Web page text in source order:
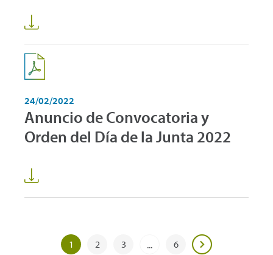
24/02/2022
Anuncio de Convocatoria y
Orden del Día de la Junta 2022
1 2 3 ... 6